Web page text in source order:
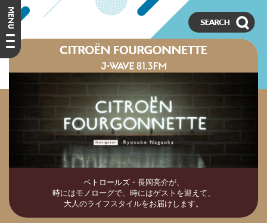
ペトロールズ・長岡亮介が、
時にはモノローグで、時にはゲストを迎えて、
大人のライフスタイルをお届けします。